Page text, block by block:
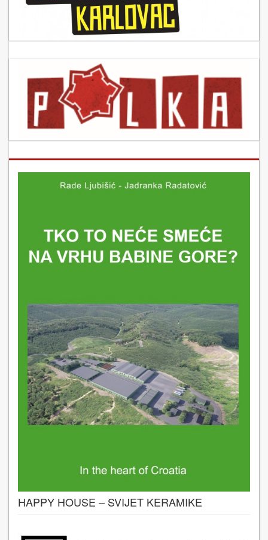
HAPPY HOUSE – SVIJET KERAMIKE